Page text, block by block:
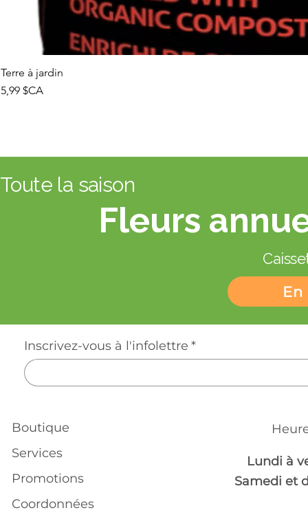
Terre à jardin
Prix
5,99 $CA
Fleurs
Toute la saison
Inscrivez-vous à l'infolettre *
Boutique
Services
Promotions
Coordonnées
Lundi à
Samedi et